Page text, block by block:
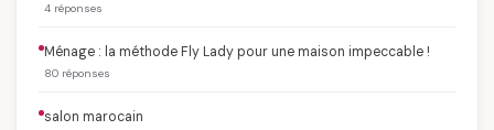
4 réponses
Ménage : la méthode Fly Lady pour une maison impeccable !
80 réponses
salon marocain